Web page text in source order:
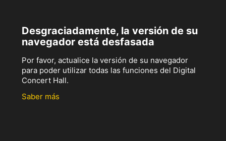
Desgraciadamente, la versión de su
navegador está desfasada
Por favor, actualice la versión de su navegador
para poder utilizar todas las funciones del Digital
Concert Hall.
Saber más